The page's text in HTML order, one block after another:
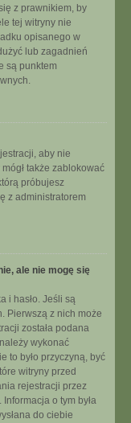
z prawnikiem, by
tej witryny nie
opisanego w
lub zagadnień
są punktem
aby nie
także zablokować
próbujesz
z administratorem
ale nie mogę się
i hasło. Jeśli są
Pierwszą z nich może
została podana
wykonać
to było przyczyną, być
witryny przed
rejestracji przez
o tym była
do ciebie